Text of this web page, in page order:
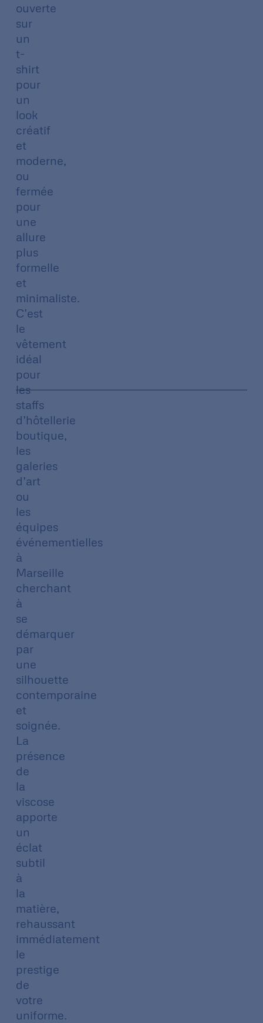
ouverte
sur
un
t-
shirt
pour
un
look
créatif
et
moderne,
ou
fermée
pour
une
allure
plus
formelle
et
minimaliste.
C’est
le
vêtement
idéal
pour
les
staffs
d’hôtellerie
boutique,
les
galeries
d’art
ou
les
équipes
événementielles
à
Marseille
cherchant
à
se
démarquer
par
une
silhouette
contemporaine
et
soignée.
La
présence
de
la
viscose
apporte
un
éclat
subtil
à
la
matière,
rehaussant
immédiatement
le
prestige
de
votre
uniforme.